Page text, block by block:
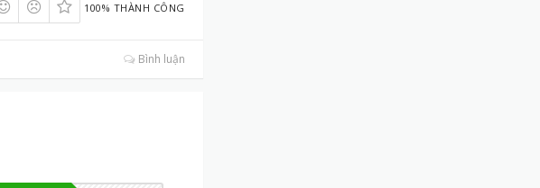
100% THÀNH CÔNG
Bình luận